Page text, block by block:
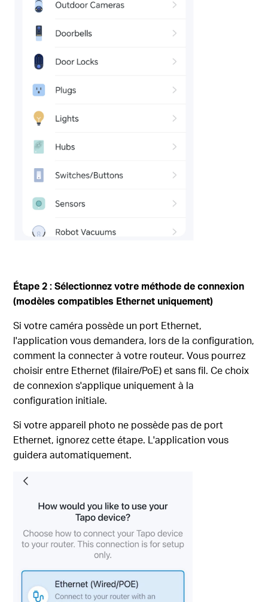
Étape 2 : Sélectionnez votre méthode de connexion
(modèles compatibles Ethernet uniquement)
Si votre caméra possède un port Ethernet,
l'application vous demandera, lors de la configuration,
comment la connecter à votre routeur. Vous pourrez
choisir entre Ethernet (filaire/PoE) et sans fil. Ce choix
de connexion s'applique uniquement à la
configuration initiale.
Si votre appareil photo ne possède pas de port
Ethernet, ignorez cette étape. L'application vous
guidera automatiquement.